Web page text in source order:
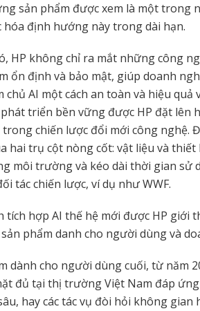
sản phẩm được xem là một trong
định hướng này trong dài hạn.
HP không chỉ ra mắt những công
ổn định và bảo mật, giúp doanh
chủ AI một cách an toàn và hiệu quả
triển bền vững được HP đặt lên
chiến lược đổi mới công nghệ.
hai trụ cột nòng cốt: vật liệu và
môi trường và kéo dài thời gian sử
tác chiến lược, ví dụ như WWF.
tích hợp AI thế hệ mới được HP giới
phẩm danh cho người dùng và
dành cho người dùng cuối, từ năm
đủ tại thị trường Việt Nam đáp
hay các tác vụ đòi hỏi không